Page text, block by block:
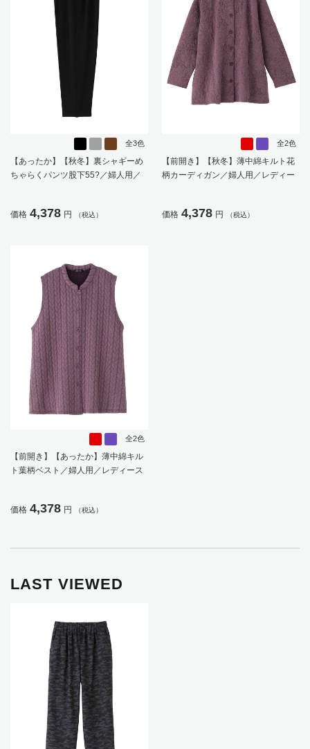
全3色
【あったか】【秋冬】裏シャギーめ
ちゃらくパンツ股下55?／婦人用／
り換え可能／ギフト／プレゼント
価格 4,378 円 （税込）
全2色
【前開き】【秋冬】薄中綿キルト花
柄カーディガン／婦人用／レディー
両脇ポケット／ゆったり／のびのび
価格 4,378 円 （税込）
全2色
【前開き】【あったか】薄中綿キル
ト葉柄ベスト／婦人用／レディース
ポケット／お出かけ／ギフト【CF】
価格 4,378 円 （税込）
LAST VIEWED